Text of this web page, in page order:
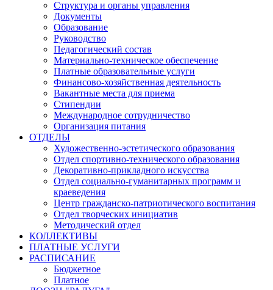
Структура и органы управления
Документы
Образование
Руководство
Педагогический состав
Материально-техническое обеспечение
Платные образовательные услуги
Финансово-хозяйственная деятельность
Вакантные места для приема
Стипендии
Международное сотрудничество
Организация питания
ОТДЕЛЫ
Художественно-эстетического образования
Отдел спортивно-технического образования
Декоративно-прикладного искусства
Отдел социально-гуманитарных программ и
краеведения
Центр гражданско-патриотического воспитания
Отдел творческих инициатив
Методический отдел
КОЛЛЕКТИВЫ
ПЛАТНЫЕ УСЛУГИ
РАСПИСАНИЕ
Бюджетное
Платное